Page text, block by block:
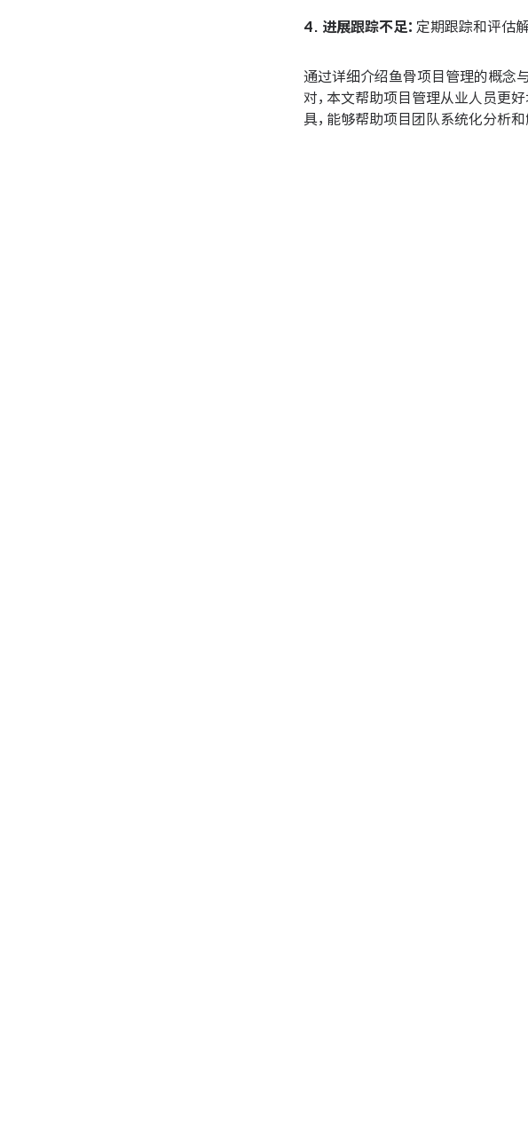
4. 进展跟踪不足： 定期跟踪和评估
通过详细介绍鱼骨项目管理的概念
对，本文帮助项目管理从业人员更
具，能够帮助项目团队系统化分析和